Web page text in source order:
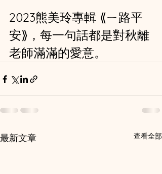
2023熊美玲專輯 ⟪ㄧ路平
安⟫，每一句話都是對秋離
老師滿滿的愛意。
最新文章 查看全部